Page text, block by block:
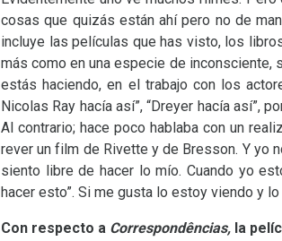
cosas que quizás están ahí pero no de
incluye las películas que has visto, los
más como en una especie de
estás haciendo, en el trabajo con los
Nicolas Ray hacía así”, “Dreyer hacía así”,
Al contrario; hace poco hablaba con un
rever un film de Rivette y de Bresson. Y yo
siento libre de hacer lo mío. Cuando yo
hacer esto”. Si me gusta lo estoy viendo y
Con respecto a Correspondências, la